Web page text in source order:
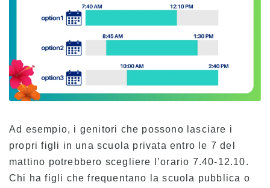
Registrazione alla classe
Panoramica della scuola
Ad esempio, i genitori che possono lasciare i
propri figli in una scuola privata entro le 7 del
mattino potrebbero scegliere l’orario 7.40-12.10.
Chi ha figli che frequentano la scuola pubblica o